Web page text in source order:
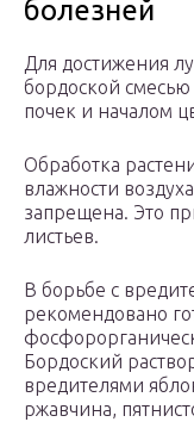
болезней
Для достижения
бордоской
почек и началом
Обработка
влажности
запрещена. Это
листьев.
В борьбе с
рекомендовано
Бордоский
вредителями
ржавчина,